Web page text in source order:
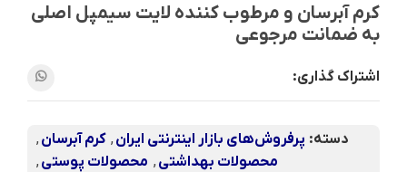
کرم آبرسان و مرطوب کننده لایت سیمپل اصلی
به ضمانت مرجوعی
اشتراک گذاری:
دسته: پرفروش‌های بازار اینترنتی ایران , کرم آبرسان ,
محصولات بهداشتی , محصولات پوستی ,